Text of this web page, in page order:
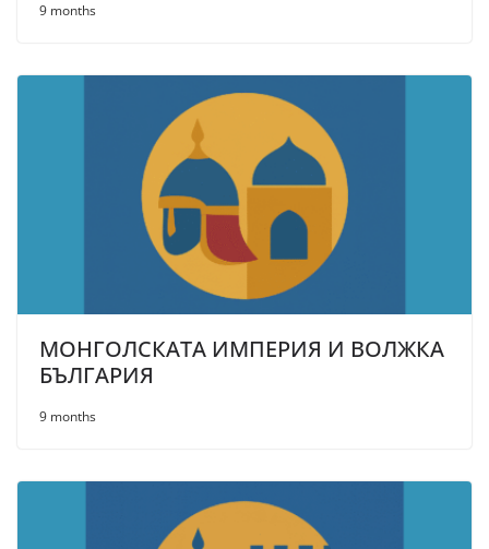
9 months
МОНГОЛСКАТА ИМПЕРИЯ И ВОЛЖКА
БЪЛГАРИЯ
9 months